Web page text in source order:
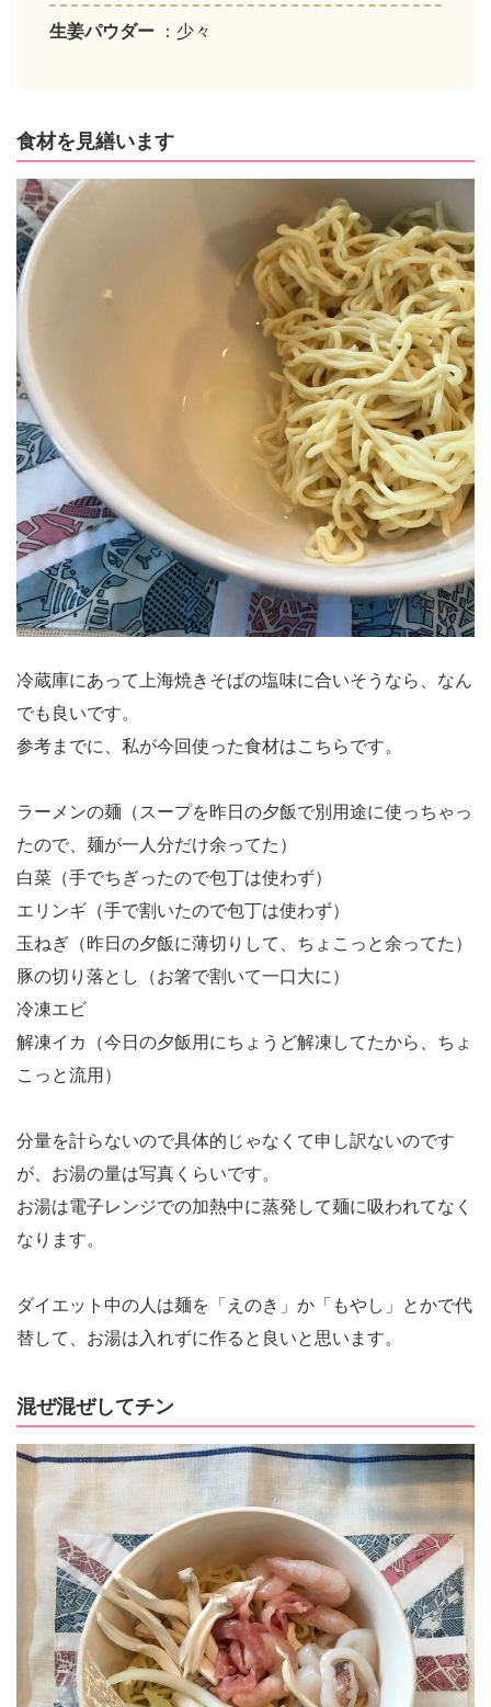
生姜パウダー ：少々
食材を見繕います
冷蔵庫にあって上海焼きそばの塩味に合いそうなら、なん
でも良いです。
参考までに、私が今回使った食材はこちらです。
ラーメンの麺（スープを昨日の夕飯で別用途に使っちゃっ
たので、麺が一人分だけ余ってた）
白菜（手でちぎったので包丁は使わず）
エリンギ（手で割いたので包丁は使わず）
玉ねぎ（昨日の夕飯に薄切りして、ちょこっと余ってた）
豚の切り落とし（お箸で割いて一口大に）
冷凍エビ
解凍イカ（今日の夕飯用にちょうど解凍してたから、ちょ
こっと流用）
分量を計らないので具体的じゃなくて申し訳ないのです
が、お湯の量は写真くらいです。
お湯は電子レンジでの加熱中に蒸発して麺に吸われてなく
なります。
ダイエット中の人は麺を「えのき」か「もやし」とかで代
替して、お湯は入れずに作ると良いと思います。
混ぜ混ぜしてチン